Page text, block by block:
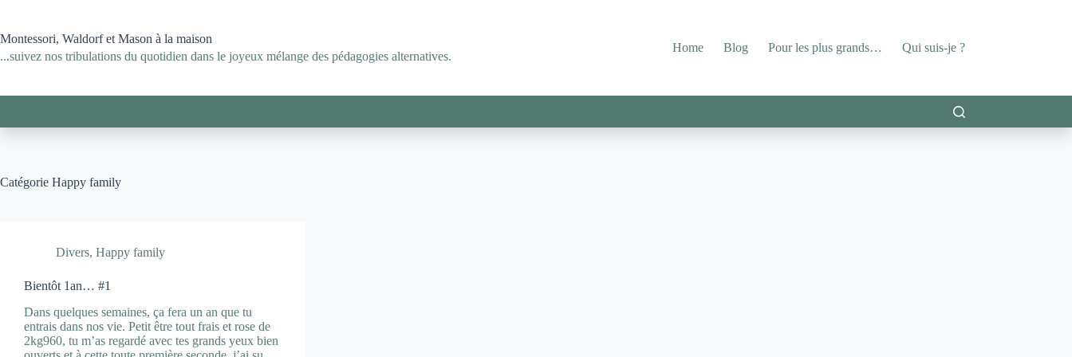
contenu
Montessori, Waldorf et Mason à la maison
...suivez nos tribulations du quotidien dans le joyeux mélange des pédagogies alternatives.
Home Blog Pour les plus grands… Qui suis-je ?
Catégorie Happy family
Divers, Happy family
Bientôt 1an… #1
Dans quelques semaines, ça fera un an que tu
entrais dans nos vie. Petit être tout frais et rose de
2kg960, tu m’as regardé avec tes grands yeux bien